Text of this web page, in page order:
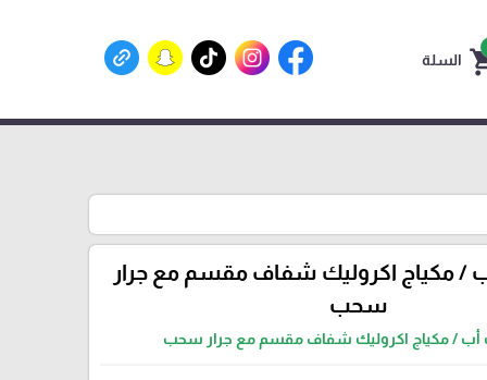
السلة
/ مكياج اكروليك شفاف مقسم مع جرار
سحب
أب / مكياج اكروليك شفاف مقسم مع جرار سحب